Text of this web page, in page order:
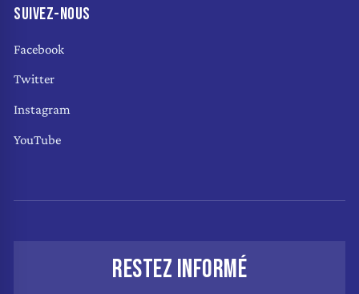
SUIVEZ-NOUS
Facebook
Twitter
Instagram
YouTube
RESTEZ INFORMÉ